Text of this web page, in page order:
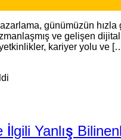
günümüzün
ve gelişen
kariyer yolu ve
İlgili Yanlış